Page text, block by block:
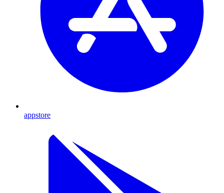
appstore